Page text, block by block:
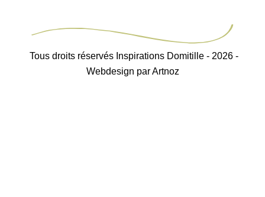
Tous droits réservés Inspirations Domitille - 2026 -
Webdesign par Artnoz